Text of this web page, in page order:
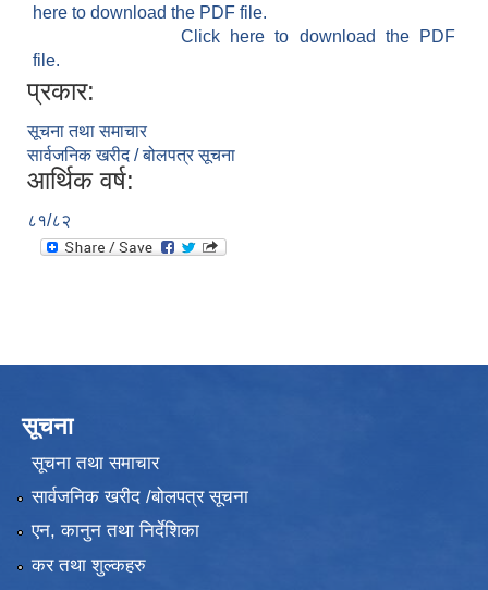
here to download the PDF file.
Click here to download the PDF
file.
प्रकार:
सूचना तथा समाचार
सार्वजनिक खरीद / बोलपत्र सूचना
आर्थिक वर्ष:
८१/८२
सूचना
सूचना तथा समाचार
सार्वजनिक खरीद /बोलपत्र सूचना
एन, कानुन तथा निर्देशिका
कर तथा शुल्कहरु